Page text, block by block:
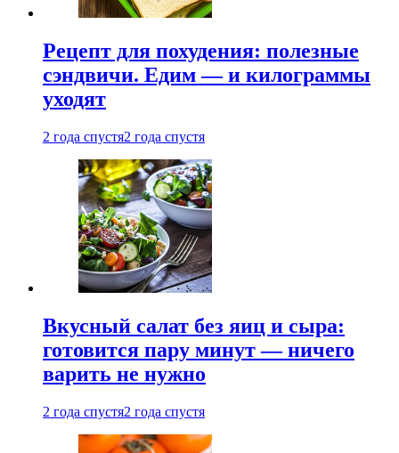
Рецепт для похудения: полезные
сэндвичи. Едим — и килограммы
уходят
2 года спустя2 года спустя
Вкусный салат без яиц и сыра:
готовится пару минут — ничего
варить не нужно
2 года спустя2 года спустя